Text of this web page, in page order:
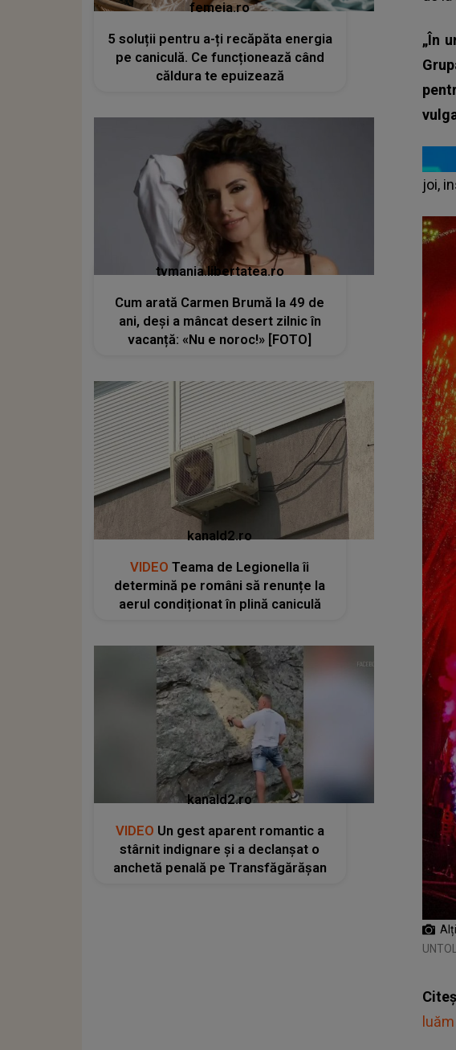
„În
joi,
femeia.ro
5 soluții pentru a-ți recăpăta energia
pe caniculă. Ce funcționează când
căldura te epuizează
tvmania.libertatea.ro
Cum arată Carmen Brumă la 49 de
ani, deși a mâncat desert zilnic în
vacanță: «Nu e noroc!» [FOTO]
kanald2.ro
VIDEO Teama de Legionella îi
determină pe români să renunțe la
aerul condiționat în plină caniculă
kanald2.ro
VIDEO Un gest aparent romantic a
stârnit indignare și a declanșat o
anchetă penală pe Transfăgărășan